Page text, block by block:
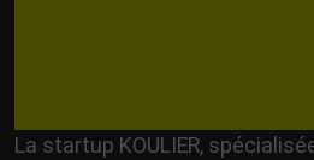
La startup KOULIER,